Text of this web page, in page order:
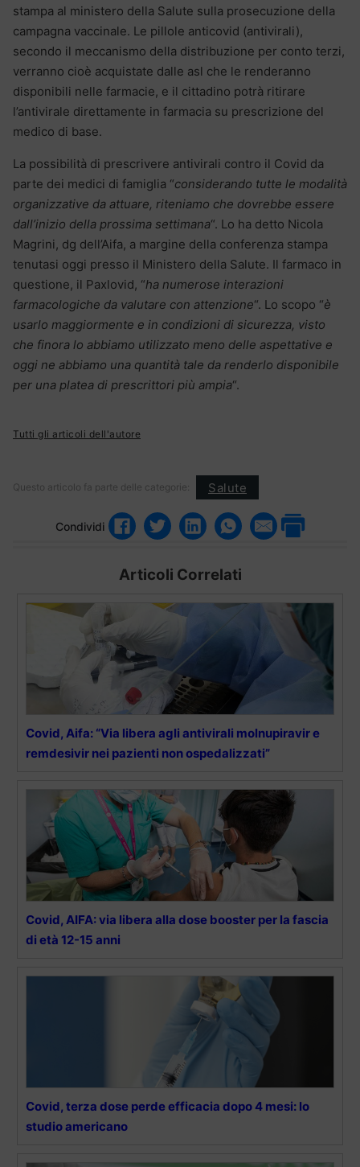
stampa al ministero della Salute sulla prosecuzione della
campagna vaccinale. Le pillole anticovid (antivirali),
secondo il meccanismo della distribuzione per conto terzi,
verranno cioè acquistate dalle asl che le renderanno
disponibili nelle farmacie, e il cittadino potrà ritirare
l’antivirale direttamente in farmacia su prescrizione del
medico di base.
La possibilità di prescrivere antivirali contro il Covid da
parte dei medici di famiglia “considerando tutte le modalità
organizzative da attuare, riteniamo che dovrebbe essere
dall’inizio della prossima settimana“. Lo ha detto Nicola
Magrini, dg dell’Aifa, a margine della conferenza stampa
tenutasi oggi presso il Ministero della Salute. Il farmaco in
questione, il Paxlovid, “ha numerose interazioni
farmacologiche da valutare con attenzione“. Lo scopo “è
usarlo maggiormente e in condizioni di sicurezza, visto
che finora lo abbiamo utilizzato meno delle aspettative e
oggi ne abbiamo una quantità tale da renderlo disponibile
per una platea di prescrittori più ampia“.
Tutti gli articoli dell'autore
Questo articolo fa parte delle categorie: Salute
Condividi
Articoli Correlati
Covid, Aifa: “Via libera agli antivirali molnupiravir e
remdesivir nei pazienti non ospedalizzati”
Covid, AIFA: via libera alla dose booster per la fascia
di età 12-15 anni
Covid, terza dose perde efficacia dopo 4 mesi: lo
studio americano